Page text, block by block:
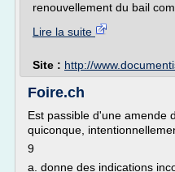
renouvellement du bail
Lire la suite
Site : http://
Foire.ch
Est passible d'une amende
quiconque,
9
a. donne des indications